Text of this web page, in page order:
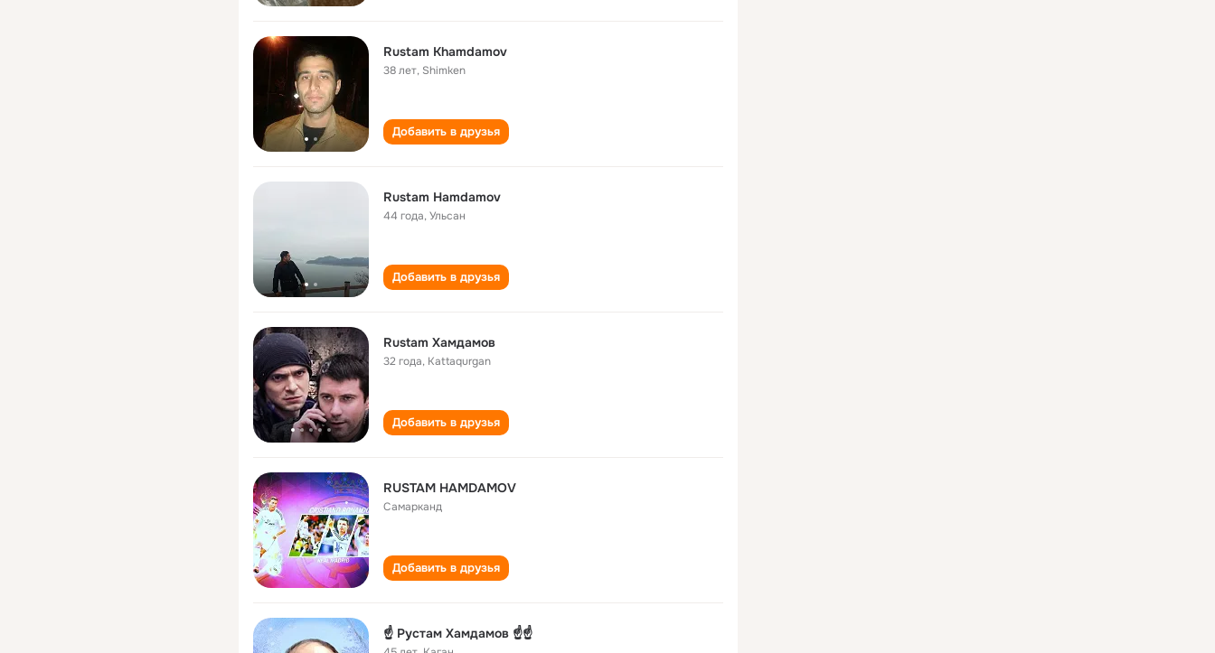
Rustam Khamdamov
38 лет, Shimken
Добавить в друзья
Rustam Hamdamov
44 года,Ульсан
Добавить в друзья
Rustаm Хамдамов
32 года, Kаttаqurgаn
Добавить в друзья
RUSTAM HAMDAMOV
Самарканд
Добавить в друзья
☝ Рустам Хамдамов ☝☝